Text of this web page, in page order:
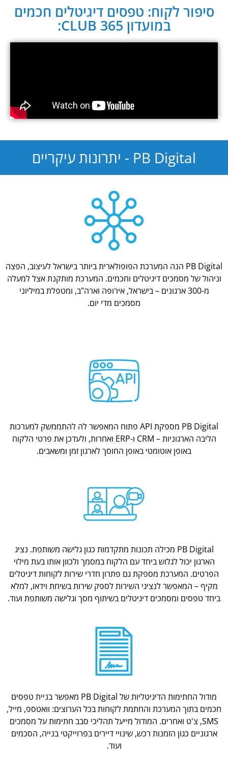
סיפור לקוח: טפסים דיגיטלים חכמים
במועדון CLUB 365:
PB Digital - יתרונות עיקריים
PB Digital הנה המערכת הפופולארית ביותר בישראל לעיצוב, הפצה
וניהול של מסמכים דיגיטלים וחכמים. המערכת מותקנת אצל למעלה
מ-300 ארגונים – בישראל, אירופה וארה"ב, ומטפלת במיליוני
מסמכים מדי יום.
PB Digital מספקת API פתוח המאפשר לה להתממשק למערכות
הליבה הארגוניות – CRM ו-ERP ואחרות, ולעדכן את פרטי הלקוח
באופן אוטומטי באופן החוסך לארגון זמן ומשאבים.
PB Digital מכילה תכונות מתקדמות כגון גלישה משותפת. נציג
הארגון יכול לגלוש ביחד עם הלקוח במסמך ולכוון אותו בעת מילוי
הפרטים. המערכת מספקת גם פתרון חדרי שירות לקוחות דיגיטלים
מקיף – המאפשר לנציגי השירות לספק שירות בשיחת וידאו, למלא
ביחד טפסים ומסמכים דיגיטלים בשיתוף מסך וגלישה משותפת ועוד.
מודול החתימות הדיגיטליות של PB Digital מאפשר בניית טפסים
חכמים בתוך המערכת והחתמת לקוחות בכל הערוצים: וואטספ, מייל,
SMS, צ'ט ואחרים. המודול מייעל תהליכי סבב חתימות על מסמכים
ארגוניים כגון הזמנות רכש, שינויי דיירים בפרוייקטי בנייה, הסכמים
ועוד.